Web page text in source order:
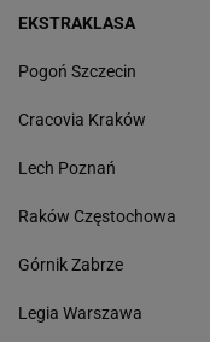
EKSTRAKLASA
Pogoń Szczecin
Cracovia Kraków
Lech Poznań
Raków Częstochowa
Górnik Zabrze
Legia Warszawa